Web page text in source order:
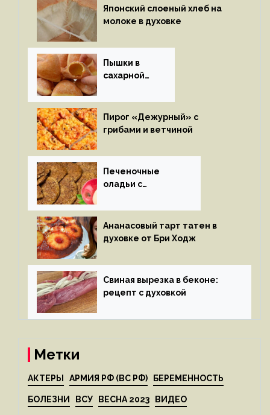
Японский слоеный хлеб на
молоке в духовке
Пышки в
сахарной
Пирог «Дежурный» с
грибами и ветчиной
Печеночные
оладьи с
Ананасовый тарт татен в
духовке от Бри Ходж
Свиная вырезка в беконе:
рецепт с духовкой
Метки
АКТЕРЫ АРМИЯ РФ (ВС РФ) БЕРЕМЕННОСТЬ
БОЛЕЗНИ ВСУ ВЕСНА 2023 ВИДЕО